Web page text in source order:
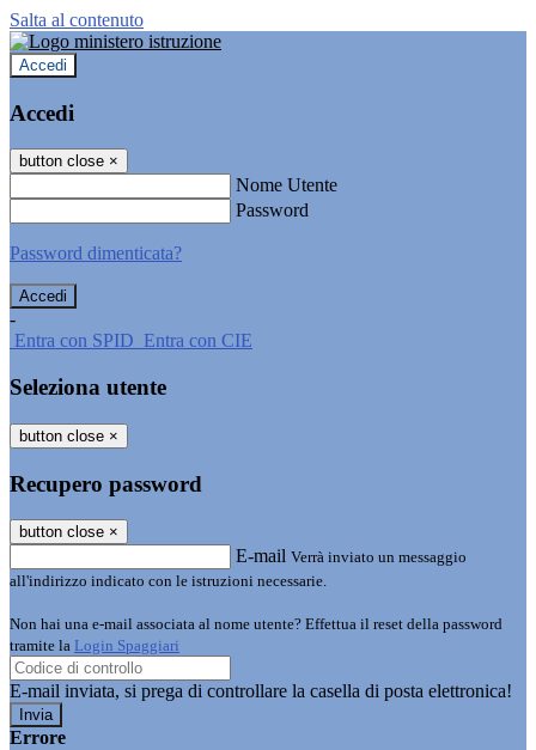
Salta al contenuto
Accedi
Accedi
button close ×
Nome Utente
Password
Password dimenticata?
-
Entra con SPID Entra con CIE
Seleziona utente
button close ×
Recupero password
button close ×
E-mail Verrà inviato un messaggio
all'indirizzo indicato con le istruzioni necessarie.
Non hai una e-mail associata al nome utente? Effettua il reset della password
tramite la Login Spaggiari
E-mail inviata, si prega di controllare la casella di posta elettronica!
Errore